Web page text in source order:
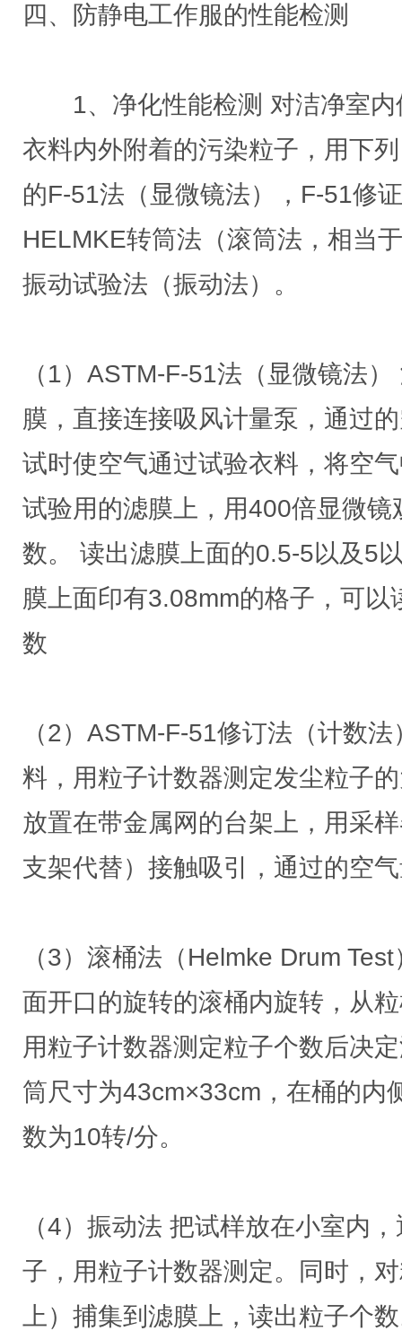
四、防静电工作服的性能检测
1、净化性能检测 对洁净室内
衣料内外附着的污染粒子，用下
的F-51法（显微镜法），F-51修
HELMKE转筒法（滚筒法，相当
振动试验法（振动法）。
（1）ASTM-F-51法（显微镜法
膜，直接连接吸风计量泵，通过
试时使空气通过试验衣料，将空
试验用的滤膜上，用400倍显微
数。 读出滤膜上面的0.5-5以及5
膜上面印有3.08mm的格子，可以
数
（2）ASTM-F-51修订法（计数
料，用粒子计数器测定发尘粒子
放置在带金属网的台架上，用采
支架代替）接触吸引，通过的空
（3）滚桶法（Helmke Drum
面开口的旋转的滚桶内旋转，从
用粒子计数器测定粒子个数后决
筒尺寸为43cm×33cm，在桶的内
数为10转/分。
（4）振动法 把试样放在小室内
子，用粒子计数器测定。同时，
上）捕集到滤膜上，读出粒子个